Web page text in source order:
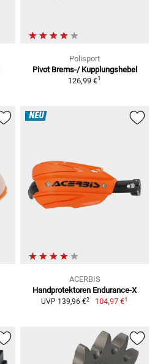
Polisport
Pivot Brems-/ Kupplungshebel
126,99 €1
NEU
ACERBIS
Handprotektoren Endurance-X
UVP 139,96 €2 104,97 €1